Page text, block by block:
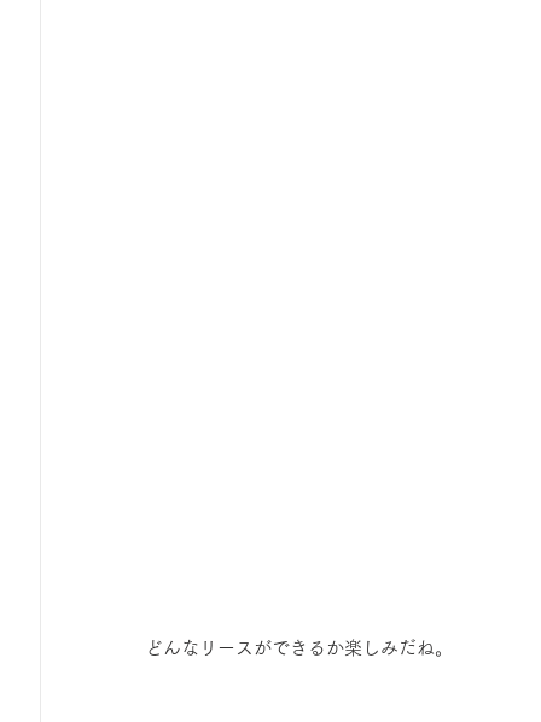
どんなリースができるか楽しみだね。